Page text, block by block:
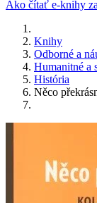
Ako čítať e-knihy
Knihy
Odborné a
Humanitné a
História
Něco